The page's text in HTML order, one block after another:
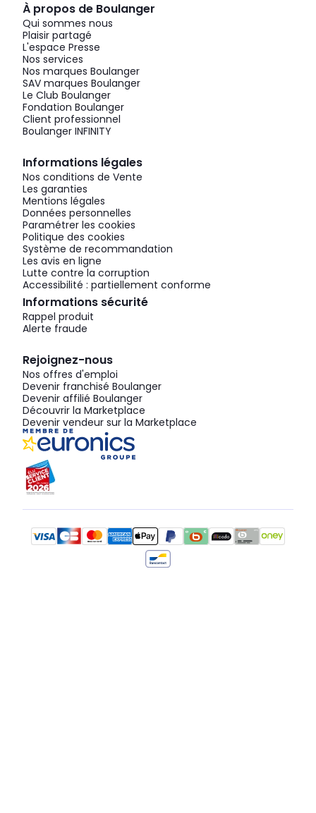
À propos de Boulanger
Qui sommes nous
Plaisir partagé
L'espace Presse
Nos services
Nos marques Boulanger
SAV marques Boulanger
Le Club Boulanger
Fondation Boulanger
Client professionnel
Boulanger INFINITY
Informations légales
Nos conditions de Vente
Les garanties
Mentions légales
Données personnelles
Paramétrer les cookies
Politique des cookies
Système de recommandation
Les avis en ligne
Lutte contre la corruption
Accessibilité : partiellement conforme
Informations sécurité
Rappel produit
Alerte fraude
Rejoignez-nous
Nos offres d'emploi
Devenir franchisé Boulanger
Devenir affilié Boulanger
Découvrir la Marketplace
Devenir vendeur sur la Marketplace